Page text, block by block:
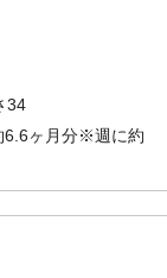
34
ヶ月分※週に約